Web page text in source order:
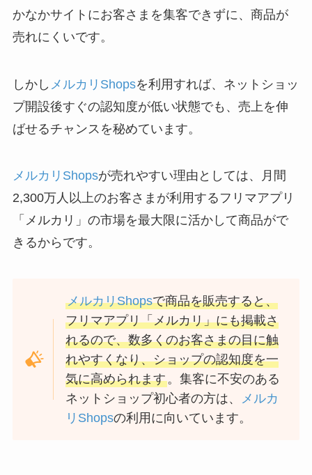
かなかサイトにお客さまを集客できずに、商品が
売れにくいです。
しかし メルカリShopsを利用すれば、ネットショッ
プ開設後すぐの認知度が低い状態でも、売上を伸
ばせるチャンスを秘めています。
メルカリShopsが売れやすい理由としては、月間
2,300万人以上のお客さまが利用するフリマアプリ
「メルカリ」の市場を最大限に活かして商品がで
きるからです。
メルカリShopsで商品を販売すると、
フリマアプリ「メルカリ」にも掲載さ
れるので、数多くのお客さまの目に触
れやすくなり、ショップの認知度を一
気に高められます。集客に不安のある
ネットショップ初心者の方は、 メルカ
リShopsの利用に向いています。